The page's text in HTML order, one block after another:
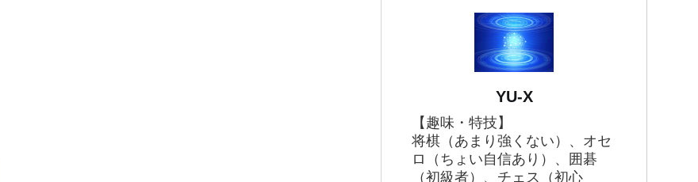
YU-X
【趣味・特技】
将棋（あまり強くない）、オセ
ロ（ちょい自信あり）、囲碁
（初級者）、チェス（初心